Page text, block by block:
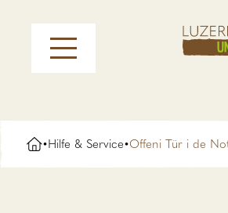
•Hilfe & Service•Offeni Tür i de